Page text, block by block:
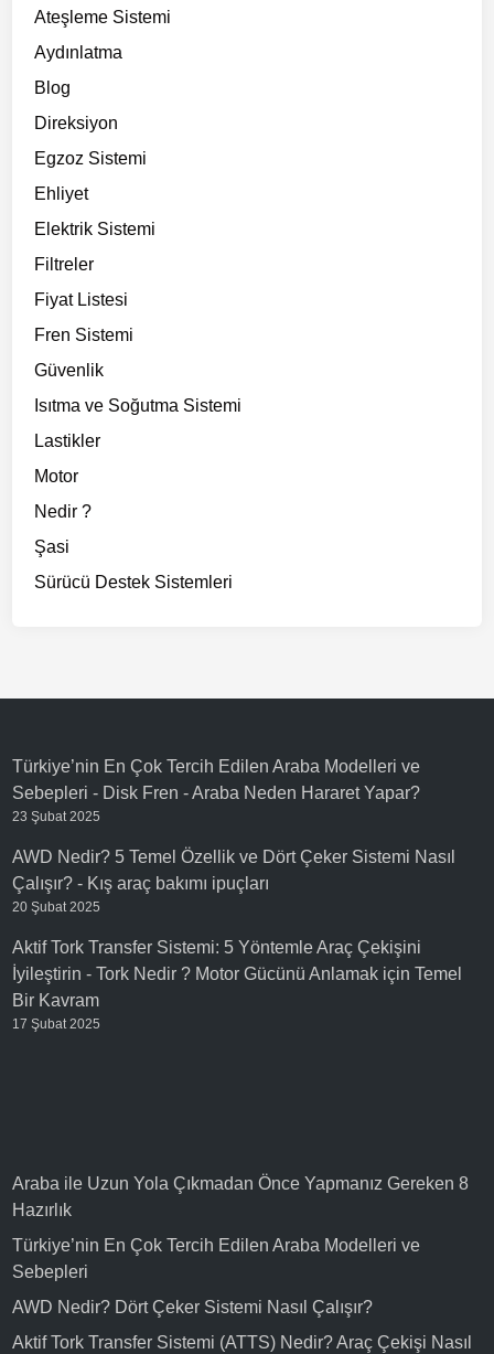
Ateşleme Sistemi
Aydınlatma
Blog
Direksiyon
Egzoz Sistemi
Ehliyet
Elektrik Sistemi
Filtreler
Fiyat Listesi
Fren Sistemi
Güvenlik
Isıtma ve Soğutma Sistemi
Lastikler
Motor
Nedir ?
Şasi
Sürücü Destek Sistemleri
Türkiye’nin En Çok Tercih Edilen Araba Modelleri ve
Sebepleri - Disk Fren -Araba Neden Hararet Yapar?
23 Şubat 2025
AWD Nedir? 5 Temel Özellik ve Dört Çeker Sistemi Nasıl
Çalışır? - Kış araç bakımı ipuçları
20 Şubat 2025
Aktif Tork Transfer Sistemi: 5 Yöntemle Araç Çekişini
İyileştirin -Tork Nedir ? Motor Gücünü Anlamak için Temel
Bir Kavram
17 Şubat 2025
Araba ile Uzun Yola Çıkmadan Önce Yapmanız Gereken 8
Hazırlık
Türkiye’nin En Çok Tercih Edilen Araba Modelleri ve
Sebepleri
AWD Nedir? Dört Çeker Sistemi Nasıl Çalışır?
Aktif Tork Transfer Sistemi (ATTS) Nedir? Araç Çekişi Nasıl